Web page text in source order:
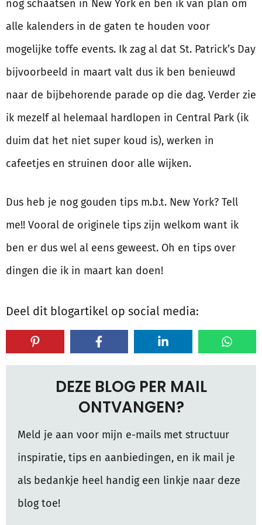
nog schaatsen in New York en ben ik van plan om
alle kalenders in de gaten te houden voor
mogelijke toffe events. Ik zag al dat St. Patrick’s Day
bijvoorbeeld in maart valt dus ik ben benieuwd
naar de bijbehorende parade op die dag. Verder zie
ik mezelf al helemaal hardlopen in Central Park (ik
duim dat het niet super koud is), werken in
cafeetjes en struinen door alle wijken.
Dus heb je nog gouden tips m.b.t. New York? Tell
me!! Vooral de originele tips zijn welkom want ik
ben er dus wel al eens geweest. Oh en tips over
dingen die ik in maart kan doen!
Deel dit blogartikel op social media:
DEZE BLOG PER MAIL
ONTVANGEN?
Meld je aan voor mijn e-mails met structuur
inspiratie, tips en aanbiedingen, en ik mail je
als bedankje heel handig een linkje naar deze
blog toe!